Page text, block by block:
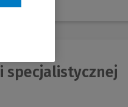
specjalistycznej